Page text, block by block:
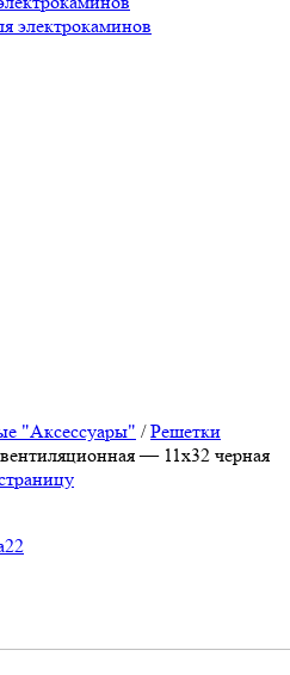
электрокаминов
"Аксессуары" /Решетки
— 11х32 черная